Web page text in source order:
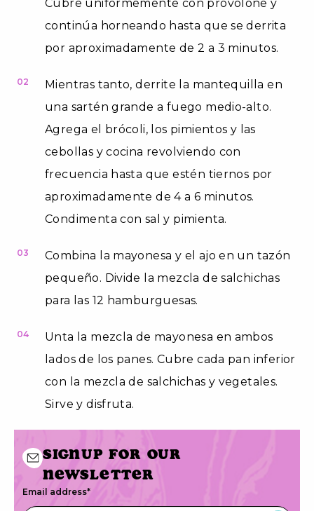
Cubre uniformemente con provolone y
continúa horneando hasta que se derrita
por aproximadamente de 2 a 3 minutos.
02
Mientras tanto, derrite la mantequilla en
una sartén grande a fuego medio-alto.
Agrega el brócoli, los pimientos y las
cebollas y cocina revolviendo con
frecuencia hasta que estén tiernos por
aproximadamente de 4 a 6 minutos.
Condimenta con sal y pimienta.
03
Combina la mayonesa y el ajo en un tazón
pequeño. Divide la mezcla de salchichas
para las 12 hamburguesas.
04
Unta la mezcla de mayonesa en ambos
lados de los panes. Cubre cada pan inferior
con la mezcla de salchichas y vegetales.
Sirve y disfruta.
Signup for our
newsletter
Email address*